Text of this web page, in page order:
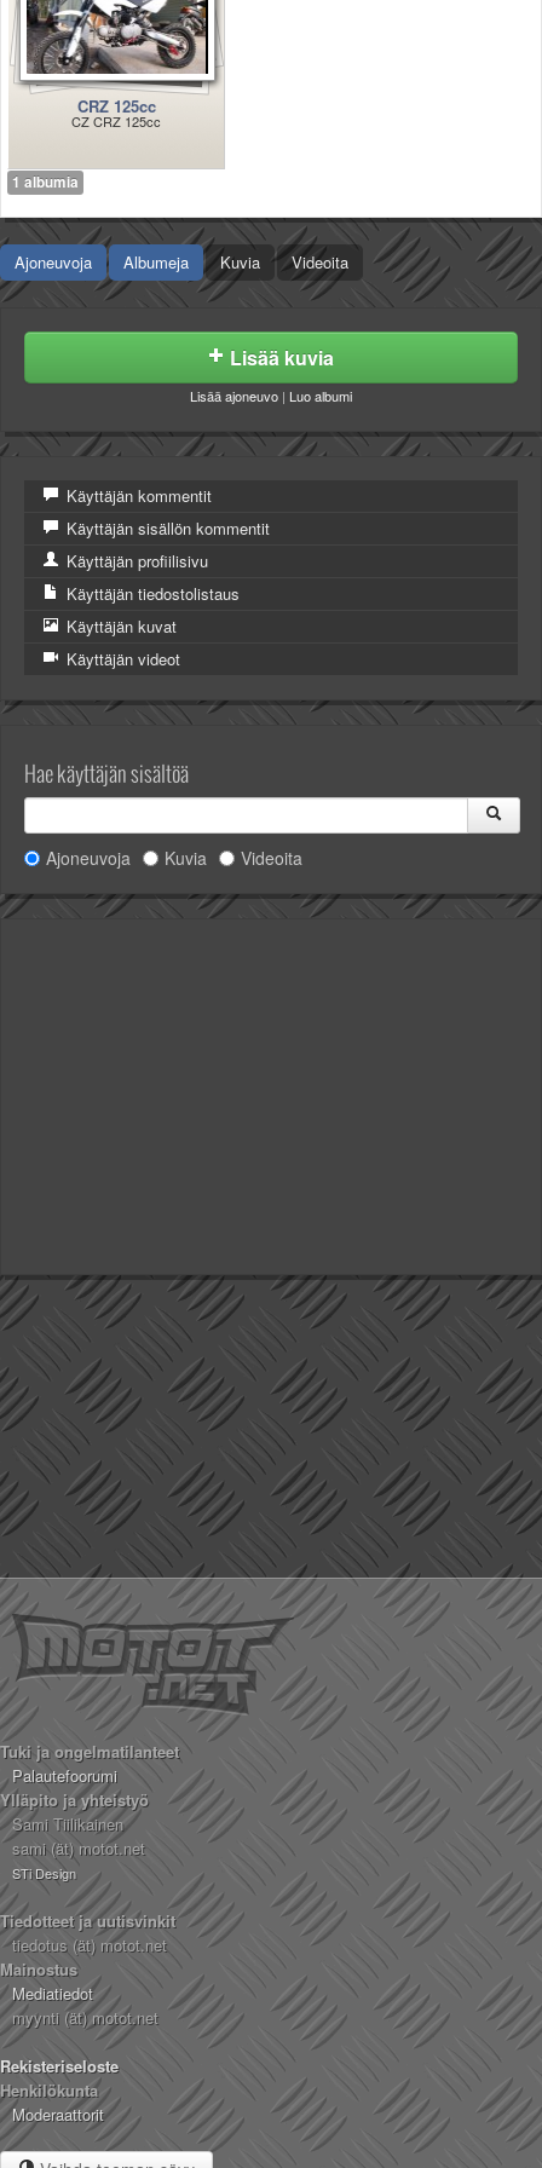
Valitse paikkakunta
Helsingin sää
Tampereen sää
Turun sää
Oulun sää
Rovaniemen sää
MUUT
VIP-jäsenyys
Paidat ja vaatteet
Suunnittele oma paita
Mainostus
Kevytversio
CRZ 125cc
CZ CRZ 125cc
1 albumia
Ajoneuvoja Albumeja Kuvia Videoita
Lisää kuvia
Lisää ajoneuvo | Luo albumi
Käyttäjän kommentit
Käyttäjän sisällön kommentit
Käyttäjän profiilisivu
Käyttäjän tiedostolistaus
Käyttäjän kuvat
Käyttäjän videot
Hae käyttäjän sisältöä
Ajoneuvoja Kuvia Videoita
Tuki ja ongelmatilanteet
Palautefoorumi
Ylläpito ja yhteistyö
Sami Tiilikainen
sami (ät) motot.net
STi Design
Tiedotteet ja uutisvinkit
tiedotus (ät) motot.net
Mainostus
Mediatiedot
myynti (ät) motot.net
Rekisteriseloste
Henkilökunta
Moderaattorit